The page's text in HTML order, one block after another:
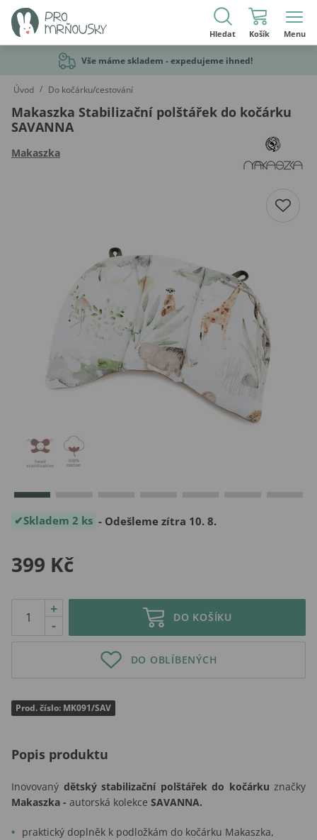
Hledat Košík Menu
Vše máme skladem - expedujeme ihned!
Úvod / Do kočárku/cestování
Makaszka Stabilizační polštářek do kočárku
SAVANNA
Makaszka
Skladem 2 ks - Odešleme zítra 10. 8.
399 Kč
-
+
DO KOŠÍKU
DO OBLÍBENÝCH
Prod. číslo: MK091/SAV
Popis produktu
Inovovaný dětský stabilizační polštářek do kočárku značky
Makaszka - autorská kolekce SAVANNA.
praktický doplněk k podložkám do kočárku Makaszka,